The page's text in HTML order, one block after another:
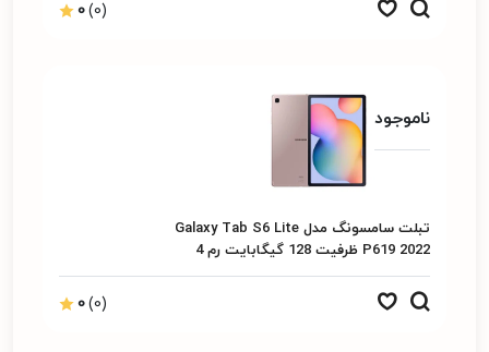
0(0)
ناموجود
تبلت سامسونگ مدل Galaxy Tab S6 Lite
P619 2022 ظرفیت 128 گیگابایت رم 4
گیگابایت
0(0)